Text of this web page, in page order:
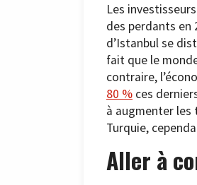
Les
des perdants en
d’Istanbul se
fait que le
contraire,
80 % ces
à augmenter les
Turquie,
Aller à